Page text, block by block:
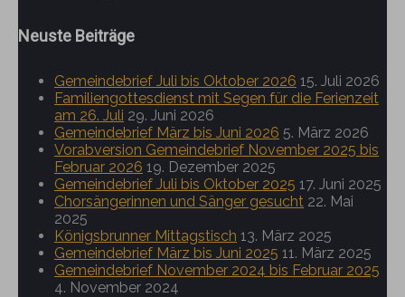
Neuste Beiträge
Gemeindebrief Juli bis Oktober 2026 15. Juli 2026
Familiengottesdienst mit Segen für die Ferienzeit
am 26. Juli 29. Juni 2026
Gemeindebrief März bis Juni 2026 5. März 2026
Vorabversion Gemeindebrief November 2025 bis
Februar 2026 19. Dezember 2025
Gemeindebrief Juli bis Oktober 2025 17. Juni 2025
Chorsängerinnen und Sänger gesucht 22. Mai
2025
Königsbrunner Mittagstisch 13. März 2025
Gemeindebrief März bis Juni 2025 11. März 2025
Gemeindebrief November 2024 bis Februar 2025
4. November 2024